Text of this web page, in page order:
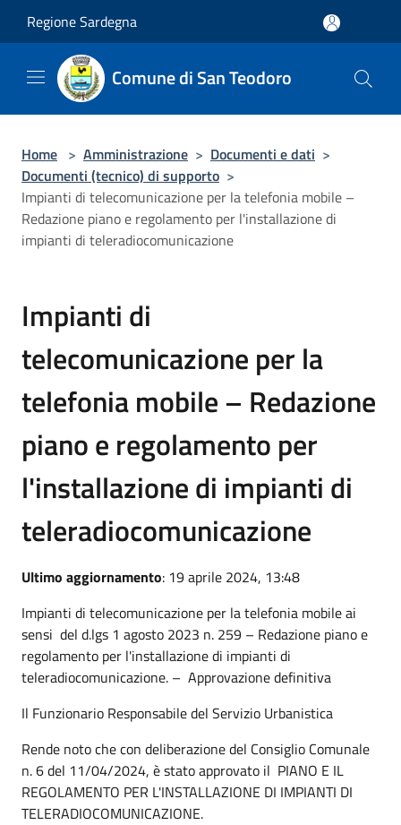
Regione Sardegna
Comune di San Teodoro
Home > Amministrazione > Documenti e dati >
Documenti (tecnico) di supporto >
Impianti di telecomunicazione per la telefonia mobile –
Redazione piano e regolamento per l'installazione di
impianti di teleradiocomunicazione
Impianti di
telecomunicazione per la
telefonia mobile – Redazione
piano e regolamento per
l'installazione di impianti di
teleradiocomunicazione
Ultimo aggiornamento: 19 aprile 2024, 13:48
Impianti di telecomunicazione per la telefonia mobile ai
sensi del d.lgs 1 agosto 2023 n. 259 – Redazione piano e
regolamento per l'installazione di impianti di
teleradiocomunicazione. – Approvazione definitiva
Il Funzionario Responsabile del Servizio Urbanistica
Rende noto che con deliberazione del Consiglio Comunale
n. 6 del 11/04/2024, è stato approvato il PIANO E IL
REGOLAMENTO PER L'INSTALLAZIONE DI IMPIANTI DI
TELERADIOCOMUNICAZIONE.